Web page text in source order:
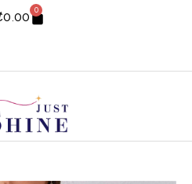
0.00 0